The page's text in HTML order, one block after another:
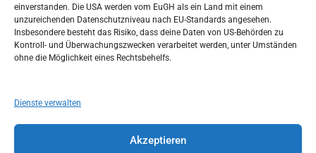
einverstanden. Die USA werden vom EuGH als ein Land mit einem
unzureichenden Datenschutzniveau nach EU-Standards angesehen.
Insbesondere besteht das Risiko, dass deine Daten von US-Behörden zu
Kontroll- und Überwachungszwecken verarbeitet werden, unter Umständen
ohne die Möglichkeit eines Rechtsbehelfs.
Dienste verwalten
Akzeptieren
1 2
4 5 6 7 8 9 10
18 19
25 26 27 28 29 30
« Aug. Okt. »